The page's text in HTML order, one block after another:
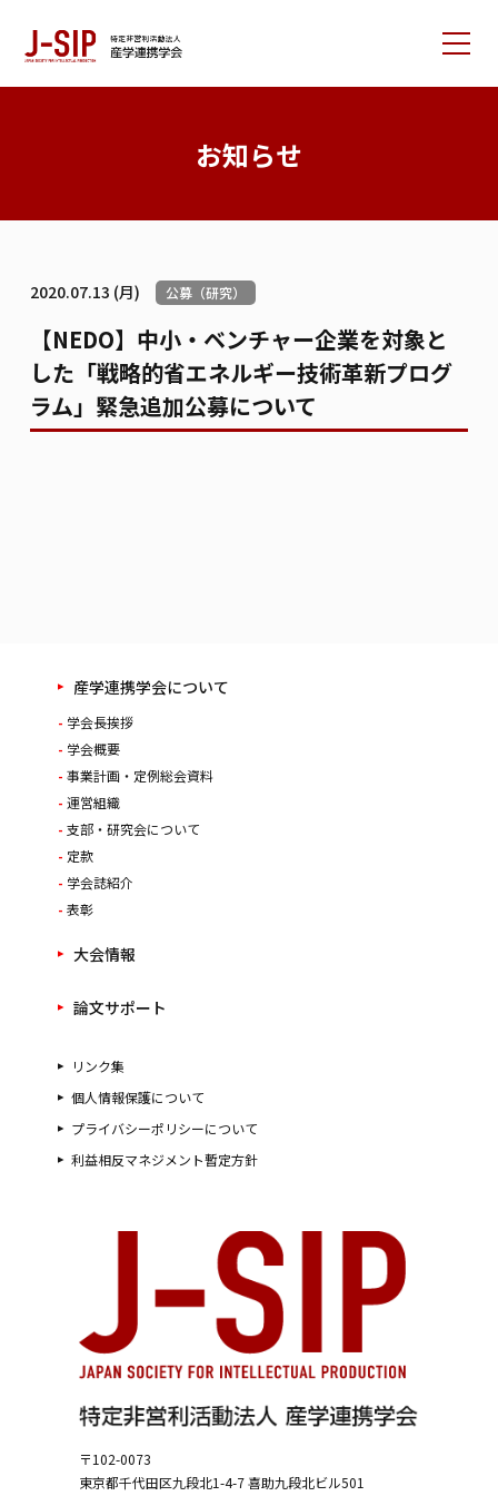
リンク集 学会書籍紹介 ご寄付のお願い
お知らせ
2020.07.13 (月) 公募（研究）
【NEDO】中小・ベンチャー企業を対象と
した「戦略的省エネルギー技術革新プログ
ラム」緊急追加公募について
〒102-0073
東京都千代田区九段北1-4-7喜助九段北ビル501
産学連携学会について
学会長挨拶
学会概要
事業計画・定例総会資料
運営組織
支部・研究会について
定款
学会誌紹介
表彰
大会情報
論文サポート
リンク集
個人情報保護について
プライバシーポリシーについて
利益相反マネジメント暫定方針